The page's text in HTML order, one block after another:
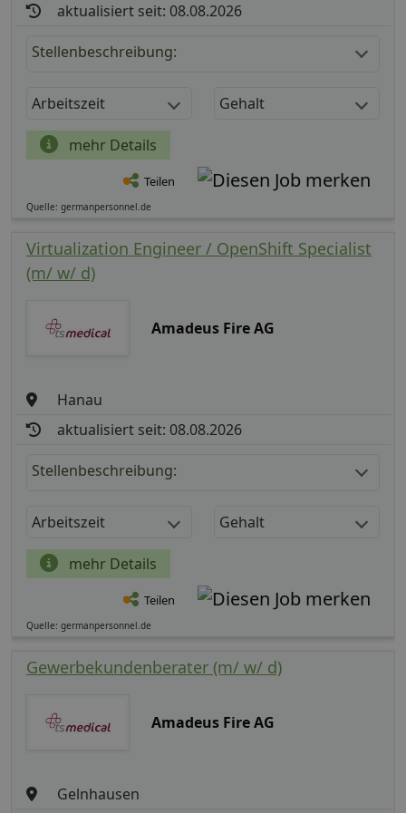
aktualisiert seit: 08.08.2026
Stellenbeschreibung:
Arbeitszeit Gehalt
mehr Details
Teilen
Quelle: germanpersonnel.de
Virtualization Engineer / OpenShift Specialist
(m/ w/ d)
Amadeus Fire AG
Hanau
aktualisiert seit: 08.08.2026
Stellenbeschreibung:
Arbeitszeit Gehalt
mehr Details
Teilen
Quelle: germanpersonnel.de
Gewerbekundenberater (m/ w/ d)
Amadeus Fire AG
Gelnhausen